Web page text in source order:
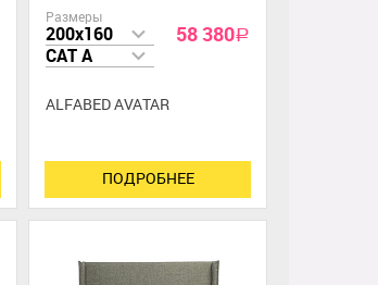
Размеры
200x160
CAT A
58 380a
ALFABED AVATAR
ПОДРОБНЕЕ